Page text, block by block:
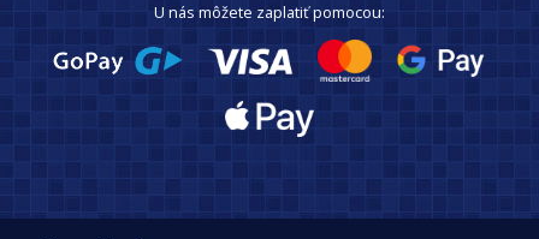
U nás môžete zaplatiť pomocou: